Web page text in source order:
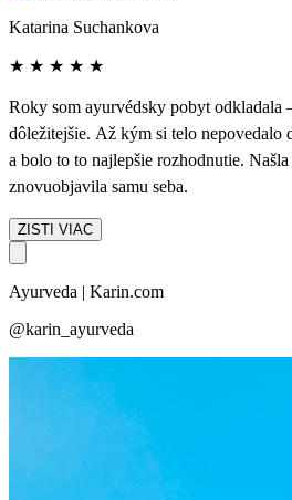
Katarina Suchankova
★ ★ ★ ★ ★
Roky som ayurvédsky pobyt odkladala
dôležitejšie. Až kým si telo nepovedalo dosť. Rozhodla som sa ísť –
a bolo to to najlepšie rozhodnutie. Našla som pokoj, energiu a
znovuobjavila samu seba.
ZISTI VIAC
Ayurveda | Karin.com
@karin_ayurveda